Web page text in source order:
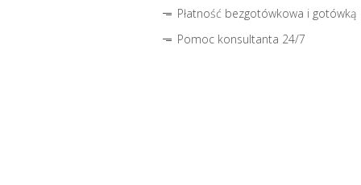
Płatność bezgotówkowa i gotówką
Pomoc konsultanta 24/7